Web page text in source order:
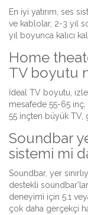
En iyi yatırım, ses
ve kablolar, 2-3 yıl
yıl boyunca kalıcı
Home
TV boyutu
İdeal TV boyutu,
mesafede 55-65
55 inçten büyük
Soundbar
sistemi mi
Soundbar, yer
destekli
deneyimi için 5.1
çok daha gerçekçi